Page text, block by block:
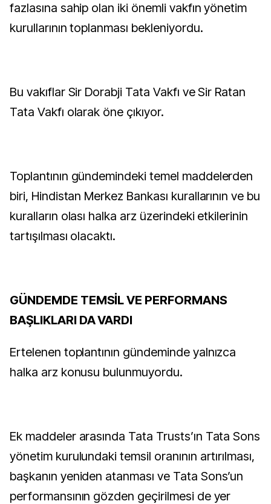
fazlasına sahip olan iki önemli vakfın yönetim
kurullarının toplanması bekleniyordu.
Bu vakıflar Sir Dorabji Tata Vakfı ve Sir Ratan
Tata Vakfı olarak öne çıkıyor.
Toplantının gündemindeki temel maddelerden
biri, Hindistan Merkez Bankası kurallarının ve bu
kuralların olası halka arz üzerindeki etkilerinin
tartışılması olacaktı.
GÜNDEMDE TEMSİL VE PERFORMANS
BAŞLIKLARI DA VARDI
Ertelenen toplantının gündeminde yalnızca
halka arz konusu bulunmuyordu.
Ek maddeler arasında Tata Trusts’ın Tata Sons
yönetim kurulundaki temsil oranının artırılması,
başkanın yeniden atanması ve Tata Sons’un
performansının gözden geçirilmesi de yer